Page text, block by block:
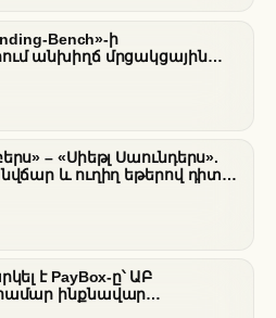
Bench»-ի
անխիղճ մրցակցային
– «Սիեթլ Սաունդերս».
և ուղիղ եթերով դիտել
է PayBox-ը՝ ԱԲ
ինքնավար
ապահովելու